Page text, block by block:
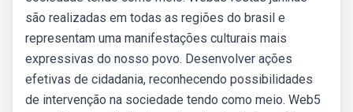
são realizadas em todas as regiões do brasil e
representam uma manifestações culturais mais
expressivas do nosso povo. Desenvolver ações
efetivas de cidadania, reconhecendo possibilidades
de intervenção na sociedade tendo como meio. Web5